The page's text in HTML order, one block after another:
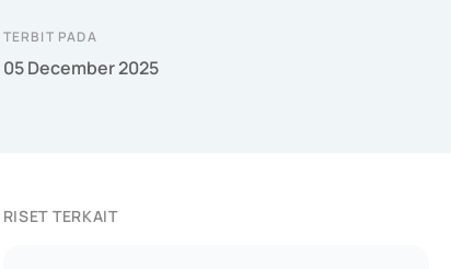
TERBIT PADA
05 December 2025
RISET TERKAIT